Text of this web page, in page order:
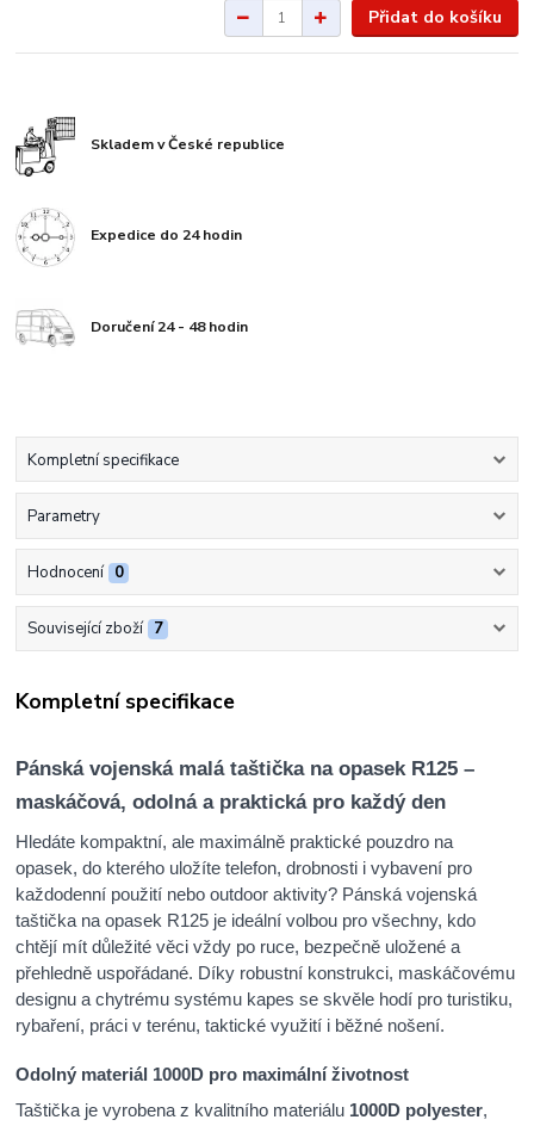
Přidat do košíku
Skladem v České republice
Expedice do 24 hodin
Doručení 24 - 48 hodin
Kompletní specifikace
Parametry
Hodnocení 0
Související zboží 7
Kompletní specifikace
Pánská vojenská malá taštička na opasek R125 –
maskáčová, odolná a praktická pro každý den
Hledáte kompaktní, ale maximálně praktické pouzdro na
opasek, do kterého uložíte telefon, drobnosti i vybavení pro
každodenní použití nebo outdoor aktivity? Pánská vojenská
taštička na opasek R125 je ideální volbou pro všechny, kdo
chtějí mít důležité věci vždy po ruce, bezpečně uložené a
přehledně uspořádané. Díky robustní konstrukci, maskáčovému
designu a chytrému systému kapes se skvěle hodí pro turistiku,
rybaření, práci v terénu, taktické využití i běžné nošení.
Odolný materiál 1000D pro maximální životnost
Taštička je vyrobena z kvalitního materiálu 1000D polyester,